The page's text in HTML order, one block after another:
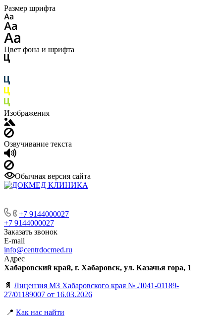
Размер шрифта
Цвет фона и шрифта
Изображения
Озвучивание текста
Обычная версия сайта
+7 9144000027
+7 9144000027
Заказать звонок
E-mail
info@centrdocmed.ru
Адрес
Хабаровский край, г. Хабаровск, ул. Казачья гора, 1
📄 Лицензия МЗ Хабаровского края № Л041-01189-
27/01189007 от 16.03.2026
📍 Как нас найти